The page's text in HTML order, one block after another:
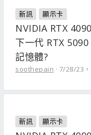
新訊 顯示卡
NVIDIA RTX
下一代 RTX
記憶體?
soothepain 7/28/23
新訊 顯示卡